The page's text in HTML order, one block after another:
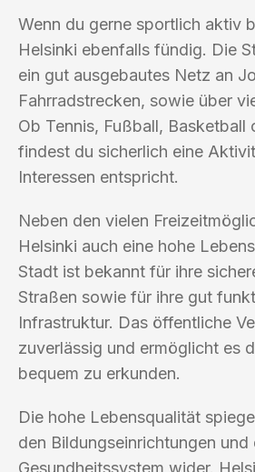
Wenn du gerne sportlich aktiv
Helsinki ebenfalls fündig. Die
ein gut ausgebautes Netz an
Fahrradstrecken, sowie über
Ob Tennis, Fußball, Basketball
findest du sicherlich eine
Interessen entspricht.
Neben den vielen
Helsinki auch eine hohe
Stadt ist bekannt für ihre
Straßen sowie für ihre gut
Infrastruktur. Das öffentliche
zuverlässig und ermöglicht es
bequem zu erkunden.
Die hohe Lebensqualität
den Bildungseinrichtungen und
Gesundheitssystem wider.